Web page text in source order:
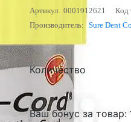
Артикул: 0001912621 Код
Производитель: Sure Dent
Количество
Ваш бонус за товар: